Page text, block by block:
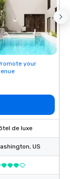
new found passion:
around Charleston
stories about the city.
graduating Nicholas
history tour guide.
Charleston he
is also a licensed
a member of the
of Charleston and the
Association. Chicora (pronounced Cha
Cor Ah) was a Native
European explorers in
South Carolina. The
your
de luxe
, US